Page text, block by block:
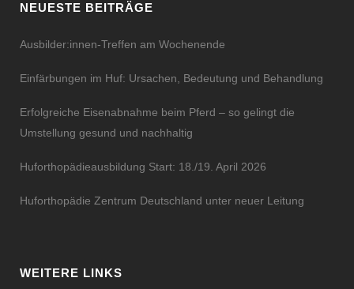
NEUESTE BEITRÄGE
Ausbilder:innen-Treffen am Wochenende
Einfärbungen im Huf: Ursachen, Bedeutung und Behandlung
Erfolgreiche Eisenabnahme beim Pferd – so gelingt die
Umstellung gesund und nachhaltig
Huforthopädieausbildung Start: 18./19. April 2026
Huforthopädie Zentrum Deutschland unter neuer Leitung
WEITERE LINKS